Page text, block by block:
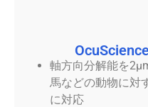
軸方向分解能を
馬などの動物に対
に対応